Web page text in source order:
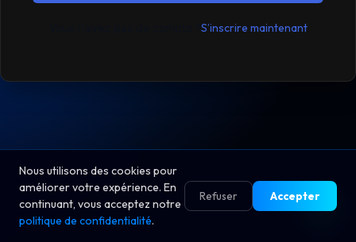
S’inscrire maintenant
Nous utilisons des cookies pour
améliorer votre expérience. En
continuant, vous acceptez notre
politique de confidentialité.
Refuser Accepter